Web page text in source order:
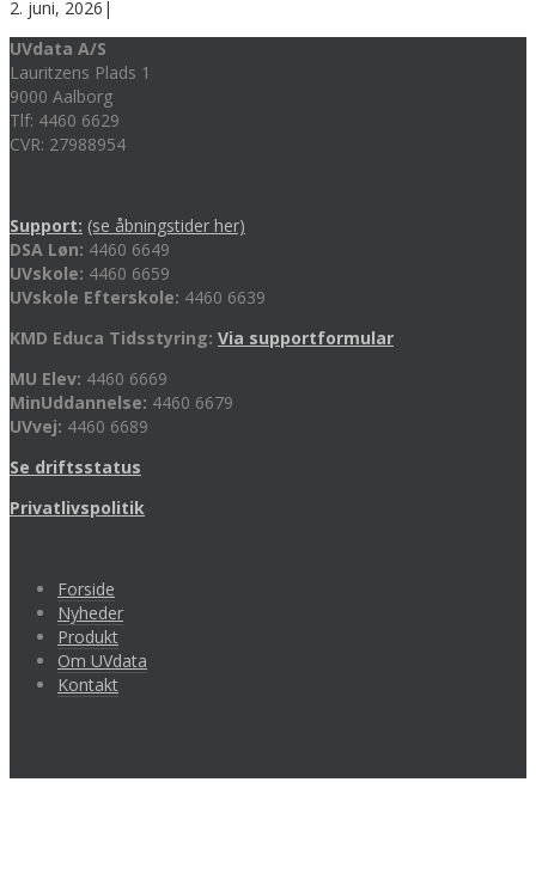
2. juni, 2026 |
UVdata A/S
Lauritzens Plads 1
9000 Aalborg
Tlf: 4460 6629
CVR: 27988954
Support: (se åbningstider her)
DSA Løn: 4460 6649
UVskole: 4460 6659
UVskole Efterskole: 4460 6639
KMD Educa Tidsstyring: Via supportformular
MU Elev: 4460 6669
MinUddannelse: 4460 6679
UVvej: 4460 6689
Se driftsstatus
Privatlivspolitik
Forside
Nyheder
Produkt
Om UVdata
Kontakt